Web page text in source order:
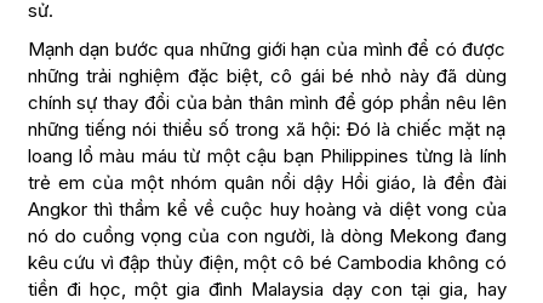
sử.
Mạnh dạn bước qua những giới hạn của mình để có được
những trải nghiệm đặc biệt, cô gái bé nhỏ này đã dùng
chính sự thay đổi của bản thân mình để góp phần nêu lên
những tiếng nói thiểu số trong xã hội: Đó là chiếc mặt nạ
loang lổ màu máu từ một cậu bạn Philippines từng là lính
trẻ em của một nhóm quân nổi dậy Hồi giáo, là đền đài
Angkor thì thầm kể về cuộc huy hoàng và diệt vong của
nó do cuồng vọng của con người, là dòng Mekong đang
kêu cứu vì đập thủy điện, một cô bé Cambodia không có
tiền đi học, một gia đình Malaysia dạy con tại gia, hay